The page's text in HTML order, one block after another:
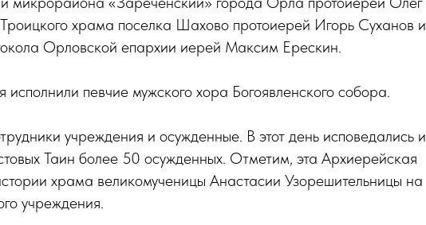
храма поселка Шахово протоиерей Игорь Суханов и
Орловской епархии иерей Максим Ерескин.
исполнили певчие мужского хора Богоявленского собора.
учреждения и осужденные. В этот день исповедались и
Таин более 50 осужденных. Отметим, эта Архиерейская
храма великомученицы Анастасии Узорешительницы на
учреждения.